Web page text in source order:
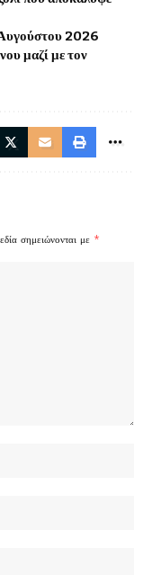
2026
μαζί με τον
σημειώνονται με *